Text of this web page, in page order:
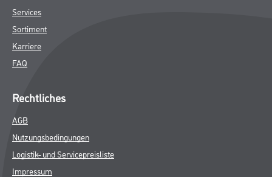
Services
Sortiment
Karriere
FAQ
Rechtliches
AGB
Nutzungsbedingungen
Logistik- und Servicepreisliste
Impressum